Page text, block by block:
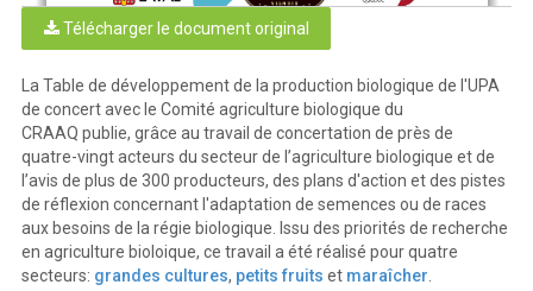
POUR INFORMATIONS ET COMMENTAIRES
Centre de référence en agriculture et agroalimentaire du Québec
Édifice Delta 1
Québec (Québec) G1V 2M2
Téléphone : 418 523-5411 •
client@craaq.qc.ca • www.craaq.qc.ca
555, boul. Roland-Therrien
Bureau 100
Longueuil (Québec) J4H3Y9
www.upa.qc.ca
© Centre de référence en agriculture et agroalimentaire du Québec, 2018
Projet MDABI006
Télécharger le document original
La Table de développement de la production biologique de l'UPA
de concert avec le Comité agriculture biologique du
CRAAQ publie, grâce au travail de concertation de près de
quatre-vingt acteurs du secteur de l’agriculture biologique et de
l’avis de plus de 300 producteurs, des plans d'action et des pistes
de réflexion concernant l'adaptation de semences ou de races
aux besoins de la régie biologique. Issu des priorités de recherche
en agriculture bioloique, ce travail a été réalisé pour quatre
secteurs: grandes cultures, petits fruits et maraîcher